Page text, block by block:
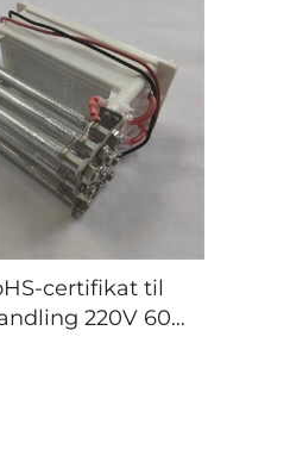
certifikat til
220V 60g